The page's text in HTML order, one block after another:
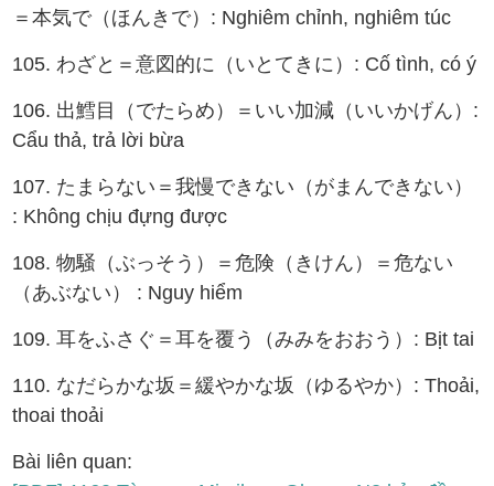
＝本気で（ほんきで）: Nghiêm chỉnh, nghiêm túc
105. わざと＝意図的に（いとてきに）: Cố tình, có ý
106. 出鱈目（でたらめ）＝いい加減（いいかげん）:
Cẩu thả, trả lời bừa
107. たまらない＝我慢できない（がまんできない）
: Không chịu đựng được
108. 物騒（ぶっそう）＝危険（きけん）＝危ない
（あぶない） : Nguy hiểm
109. 耳をふさぐ＝耳を覆う（みみをおおう）: Bịt tai
110. なだらかな坂＝緩やかな坂（ゆるやか）: Thoải,
thoai thoải
Bài liên quan: